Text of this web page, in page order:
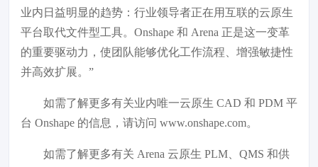
业内日益明显的趋势：行业领导者正在用互联的云原生
平台取代文件型工具。Onshape 和 Arena 正是这一变革
的重要驱动力，使团队能够优化工作流程、增强敏捷性
并高效扩展。”
如需了解更多有关业内唯一云原生 CAD 和 PDM 平
台 Onshape 的信息，请访问 www.onshape.com。
如需了解更多有关 Arena 云原生 PLM、QMS 和供